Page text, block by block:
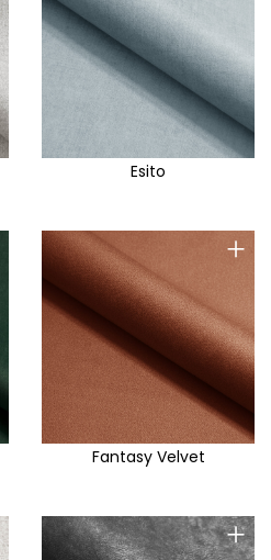
Esito
+
Fantasy Velvet
+